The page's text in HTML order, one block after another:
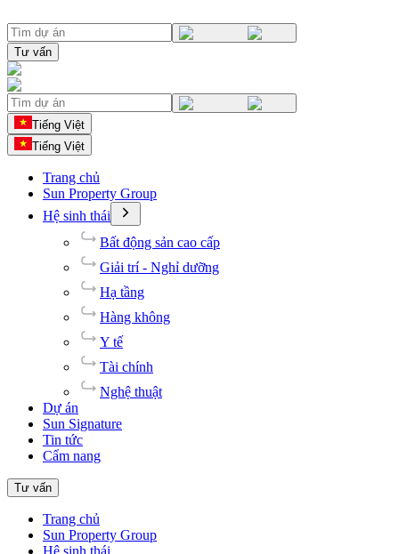
Tư vấn
Tiếng Việt
Tiếng Việt
Trang chủ
Sun Property Group
Hệ sinh thái
Bất động sản cao cấp
Giải trí - Nghỉ dưỡng
Hạ tầng
Hàng không
Y tế
Tài chính
Nghệ thuật
Dự án
Sun Signature
Tin tức
Cẩm nang
Tư vấn
Trang chủ
Sun Property Group
Hệ sinh thái